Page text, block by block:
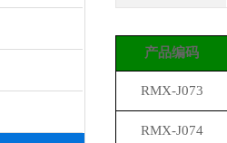
产品编码
RMX-J073
RMX-J074